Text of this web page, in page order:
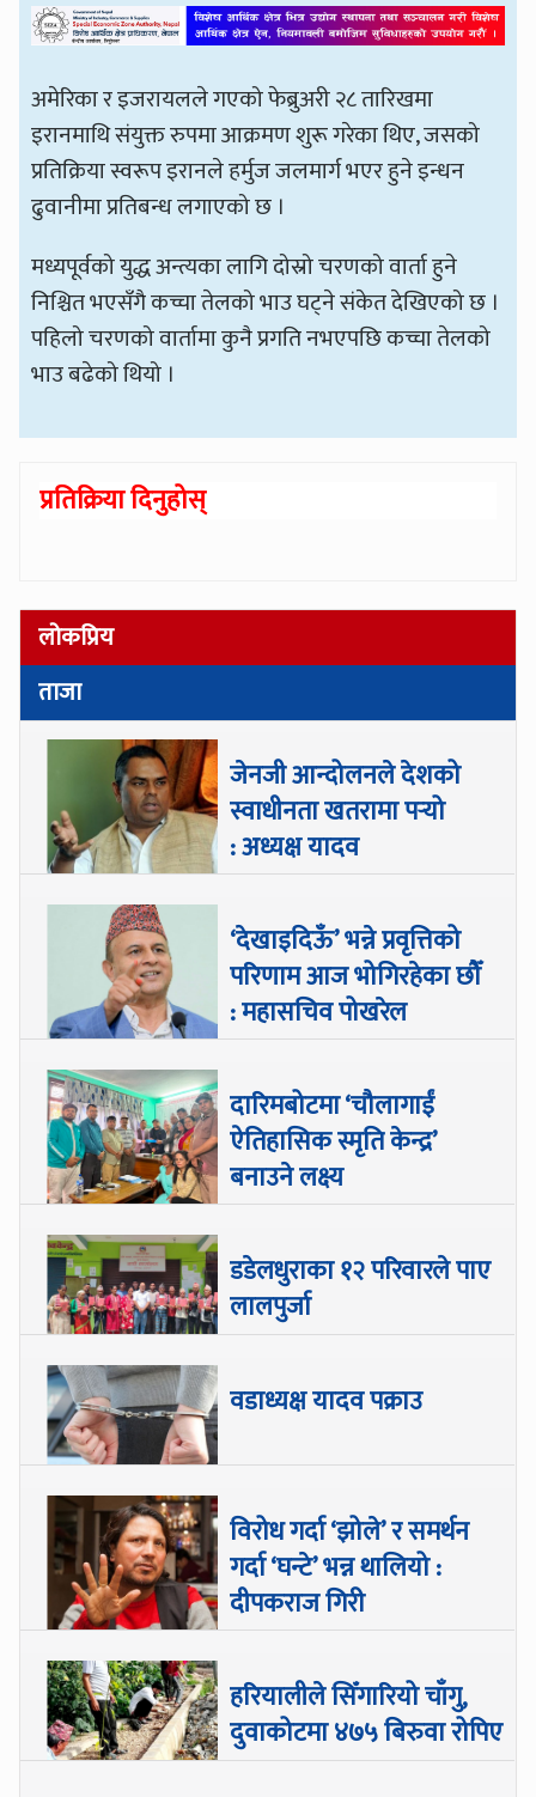
अमेरिका र इजरायलले गएको फेब्रुअरी २८ तारिखमा
इरानमाथि संयुक्त रुपमा आक्रमण शुरू गरेका थिए, जसको
प्रतिक्रिया स्वरूप इरानले हर्मुज जलमार्ग भएर हुने इन्धन
ढुवानीमा प्रतिबन्ध लगाएको छ ।
मध्यपूर्वको युद्ध अन्त्यका लागि दोस्रो चरणको वार्ता हुने
निश्चित भएसँगै कच्चा तेलको भाउ घट्ने संकेत देखिएको छ ।
पहिलो चरणको वार्तामा कुनै प्रगति नभएपछि कच्चा तेलको
भाउ बढेको थियो ।
प्रतिक्रिया दिनुहोस्
लोकप्रिय
ताजा
जेनजी आन्दोलनले देशको
स्वाधीनता खतरामा पर्‍यो
: अध्यक्ष यादव
‘देखाइदिऊँ’ भन्ने प्रवृत्तिको
परिणाम आज भोगिरहेका छौँ
: महासचिव पोखरेल
दारिमबोटमा ‘चौलागाईं
ऐतिहासिक स्मृति केन्द्र’
बनाउने लक्ष्य
डडेलधुराका १२ परिवारले पाए
लालपुर्जा
वडाध्यक्ष यादव पक्राउ
विरोध गर्दा ‘झोले’ र समर्थन
गर्दा ‘घन्टे’ भन्न थालियो :
दीपकराज गिरी
हरियालीले सिँगारियो चाँगु,
दुवाकोटमा ४७५ बिरुवा रोपिए